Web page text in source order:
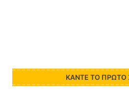
ΚΆΝΤΕ ΤΟ ΠΡΏΤΟ